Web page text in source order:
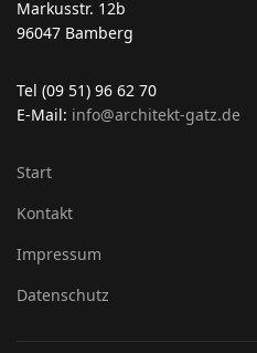
Markusstr. 12b
96047 Bamberg
Tel (09 51) 96 62 70
E-Mail: info@architekt-gatz.de
Start
Kontakt
Impressum
Datenschutz